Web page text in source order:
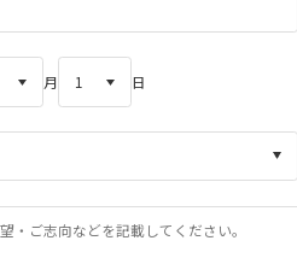
月 日